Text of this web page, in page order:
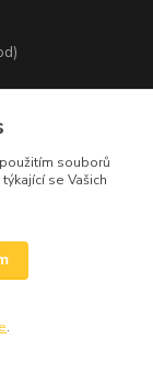
souborů
se Vašich
.